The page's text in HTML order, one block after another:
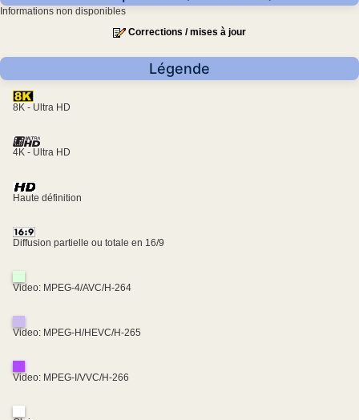
Informations non disponibles
Corrections / mises à jour
Légende
8K - Ultra HD
4K - Ultra HD
Haute définition
Diffusion partielle ou totale en 16/9
Video: MPEG-4/AVC/H-264
Video: MPEG-H/HEVC/H-265
Video: MPEG-I/VVC/H-266